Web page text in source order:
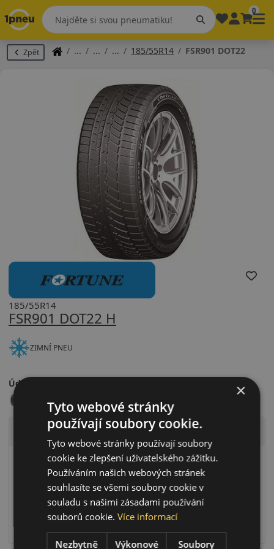
0
Zpět 185/55R14 FSR901 DOT22
FSR901 DOT22 H
185/55R14
ZIMNÍ PNEU
Údaje o štítku EPREL:
Technické údaje
Rychlostní index
H (H=210 km/h)
Zátěžový index
80 (80=450kg)
Zesílené provedení (XL)
Ne
RunFlat systém
Ne
×
Tyto webové stránky
používají soubory cookie.
Tyto webové stránky používají soubory
cookie ke zlepšení uživatelského zážitku.
Používáním našich webových stránek
souhlasíte se všemi soubory cookie v
souladu s našimi zásadami používání
souborů cookie.Více informací
Nezbytně
Výkonové
Soubory